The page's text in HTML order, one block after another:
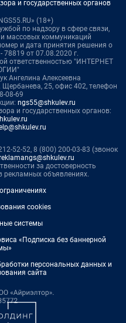
и государственных органов
(18+)
по надзору в сфере связи,
массовых коммуникаций
и дата принятия решения о
от 07.08.2020 г.
ответственностью "ИНТЕРНЕТ
Ангелина Алексеевна
Щербанева, 25, офис 402, телефон
08-69
ngs55@shkulev.ru
и государственных органов:
52-52, 8 (800) 200-03-83 (звонок
за достоверность
объявлениях.
cookies
системы
«Подписка без баннерной
персональных данных и
сайта